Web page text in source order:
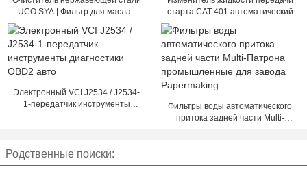
UCO SYA | Фильтр для масла |
старта CAT-401 автоматический
Электронный VCI J2534 / J2534-
1-передатчик инструменты
Фильтры воды автоматического
притока задней части Multi-
Родственные поиски: